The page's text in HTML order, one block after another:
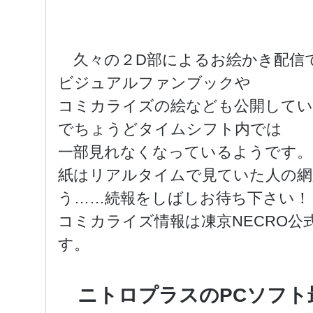
久々の２D部によるお絵かき配信
ビジュアルファンブックや
コミカライズの絵なども公開して
でちょうどタイムシフト内では
一部見れなくなっているようです
紙はリアルタイムで見ていた人の
う……続報をしばしお待ち下さい
コミカライズ情報は凍京NECRO
す。
ニトロプラスのPCソフト